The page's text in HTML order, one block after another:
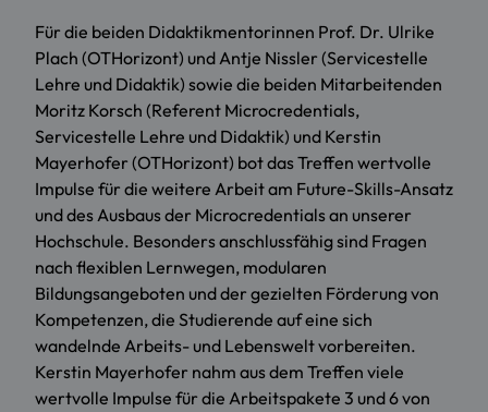
Für die beiden Didaktikmentorinnen Prof. Dr. Ulrike
Plach (OTHorizont) und Antje Nissler (Servicestelle
Lehre und Didaktik) sowie die beiden Mitarbeitenden
Moritz Korsch (Referent Microcredentials,
Servicestelle Lehre und Didaktik) und Kerstin
Mayerhofer (OTHorizont) bot das Treffen wertvolle
Impulse für die weitere Arbeit am Future-Skills-Ansatz
und des Ausbaus der Microcredentials an unserer
Hochschule. Besonders anschlussfähig sind Fragen
nach flexiblen Lernwegen, modularen
Bildungsangeboten und der gezielten Förderung von
Kompetenzen, die Studierende auf eine sich
wandelnde Arbeits- und Lebenswelt vorbereiten.
Kerstin Mayerhofer nahm aus dem Treffen viele
wertvolle Impulse für die Arbeitspakete 3 und 6 von